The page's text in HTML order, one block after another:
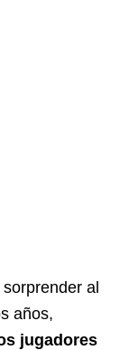
al
años,
jugadores